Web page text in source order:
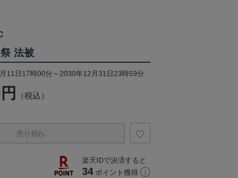
法被
11日17時00分～2030年12月31日23時59分
（税込）
売り切れ
楽天IDで決済すると
34 ポイント獲得